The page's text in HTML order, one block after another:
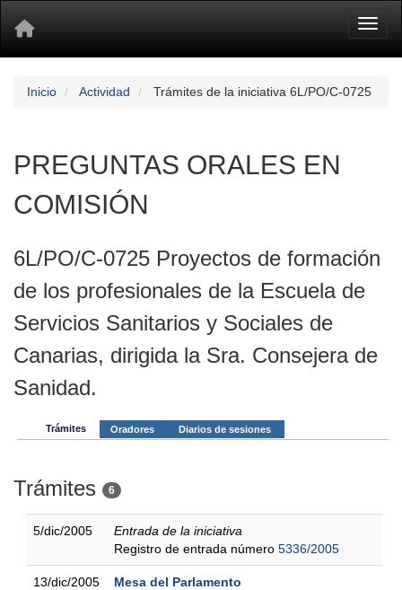
Inicio Actividad Trámites de la iniciativa 6L/PO/C-0725
PREGUNTAS ORALES EN
COMISIÓN
6L/PO/C-0725 Proyectos de formación
de los profesionales de la Escuela de
Servicios Sanitarios y Sociales de
Canarias, dirigida la Sra. Consejera de
Sanidad.
Trámites Oradores Diarios de sesiones
Trámites 6
5/dic/2005
Entrada de la iniciativa
Registro de entrada número 5336/2005
13/dic/2005
Mesa del Parlamento